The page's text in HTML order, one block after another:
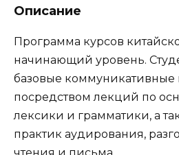
Описание
Программа курсов
начинающий уровень.
базовые коммуникативные
посредством лекций по
лексики и грамматики, а
практик аудирования,
чтения и письма